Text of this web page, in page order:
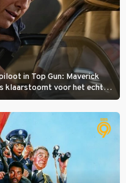
in Top Gun: Maverick
klaarstoomt voor het echte